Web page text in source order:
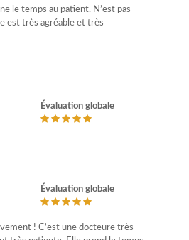
le temps au patient. N’est pas
est très agréable et très
Évaluation globale
Évaluation globale
! C’est une docteure très